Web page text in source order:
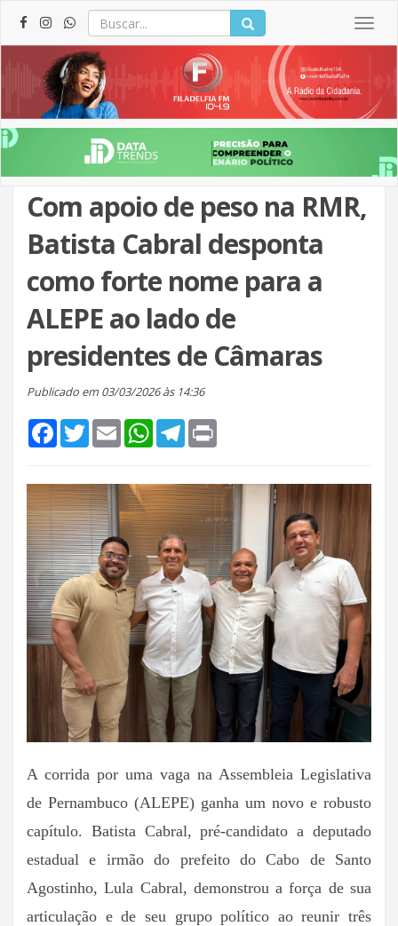
Com apoio de peso na RMR,
Batista Cabral desponta
como forte nome para a
ALEPE ao lado de
presidentes de Câmaras
Publicado em 03/03/2026 às 14:36
FacebookTwitterEmail WhatsApp
Telegram
A corrida por uma vaga na Assembleia Legislativa
de Pernambuco (ALEPE) ganha um novo e robusto
capítulo. Batista Cabral, pré-candidato a deputado
estadual e irmão do prefeito do Cabo de Santo
Agostinho, Lula Cabral, demonstrou a força de sua
articulação e de seu grupo político ao reunir três